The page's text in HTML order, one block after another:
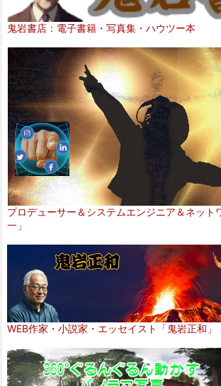
鬼岩書店：電子書籍・写真集・ハウツー本
プロデューサー＆システムエンジニア＆ネット
一」
WEB作家・小説家・エッセイスト「鬼岩正和」